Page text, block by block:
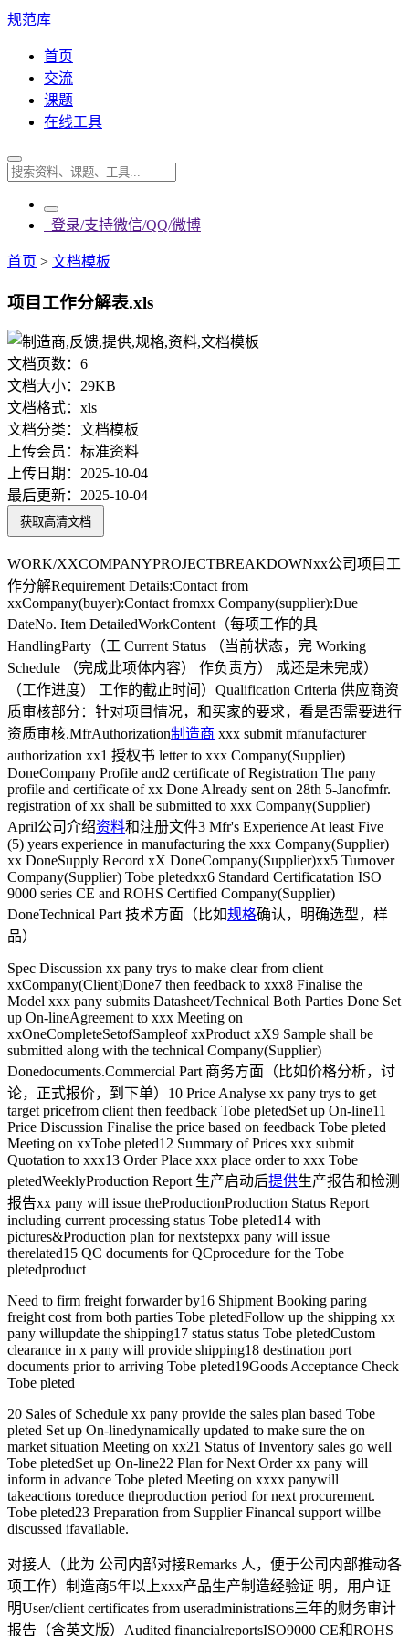
规范库
首页
交流
课题
在线工具
登录/支持微信/QQ/微博
首页 > 文档模板
项目工作分解表.xls
文档页数： 6
文档大小： 29KB
文档格式： xls
文档分类： 文档模板
上传会员： 标准资料
上传日期： 2025-10-04
最后更新： 2025-10-04
获取高清文档
WORK/XXCOMPANYPROJECTBREAKDOWNxx公司项目工
作分解Requirement Details:Contact from
xxCompany(buyer):Contact fromxx Company(supplier):Due
DateNo. Item DetailedWorkContent（每项工作的具
HandlingParty（工 Current Status （当前状态，完 Working
Schedule （完成此项体内容） 作负责方） 成还是未完成）
（工作进度） 工作的截止时间）Qualification Criteria 供应商资
质审核部分：针对项目情况，和买家的要求，看是否需要进行
资质审核.MfrAuthorization制造商 xxx submit mfanufacturer
authorization xx1 授权书 letter to xxx Company(Supplier)
DoneCompany Profile and2 certificate of Registration The pany
profile and certificate of xx Done Already sent on 28th 5-Janofmfr.
registration of xx shall be submitted to xxx Company(Supplier)
April公司介绍资料和注册文件3 Mfr's Experience At least Five
(5) years experience in manufacturing the xxx Company(Supplier)
xx DoneSupply Record xX DoneCompany(Supplier)xx5 Turnover
Company(Supplier) Tobe pletedxx6 Standard Certificatation ISO
9000 series CE and ROHS Certified Company(Supplier)
DoneTechnical Part 技术方面（比如规格确认，明确选型，样
品）
Spec Discussion xx pany trys to make clear from client
xxCompany(Client)Done7 then feedback to xxx8 Finalise the
Model xxx pany submits Datasheet/Technical Both Parties Done Set
up On-lineAgreement to xxx Meeting on
xxOneCompleteSetofSampleof xxProduct xX9 Sample shall be
submitted along with the technical Company(Supplier)
Donedocuments.Commercial Part 商务方面（比如价格分析，讨
论，正式报价，到下单）10 Price Analyse xx pany trys to get
target pricefrom client then feedback Tobe pletedSet up On-line11
Price Discussion Finalise the price based on feedback Tobe pleted
Meeting on xxTobe pleted12 Summary of Prices xxx submit
Quotation to xxx13 Order Place xxx place order to xxx Tobe
pletedWeeklyProduction Report 生产启动后提供生产报告和检测
报告xx pany will issue theProductionProduction Status Report
including current processing status Tobe pleted14 with
pictures&Production plan for nextstepxx pany will issue
therelated15 QC documents for QCprocedure for the Tobe
pletedproduct
Need to firm freight forwarder by16 Shipment Booking paring
freight cost from both parties Tobe pletedFollow up the shipping xx
pany willupdate the shipping17 status status Tobe pletedCustom
clearance in x pany will provide shipping18 destination port
documents prior to arriving Tobe pleted19Goods Acceptance Check
Tobe pleted
20 Sales of Schedule xx pany provide the sales plan based Tobe
pleted Set up On-linedynamically updated to make sure the on
market situation Meeting on xx21 Status of Inventory sales go well
Tobe pletedSet up On-line22 Plan for Next Order xx pany will
inform in advance Tobe pleted Meeting on xxxx panywill
takeactions toreduce theproduction period for next procurement.
Tobe pleted23 Preparation from Supplier Financal support willbe
discussed ifavailable.
对接人（此为 公司内部对接Remarks 人，便于公司内部推动各
项工作）制造商5年以上xxx产品生产制造经验证 明，用户证
明User/client certificates from useradministrations三年的财务审计
报告（含英文版）Audited financialreportsISO9000 CE和ROHS